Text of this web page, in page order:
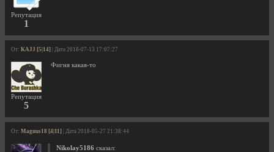
Репутация
1
От: KAJJ [5|14] | Дата 2018-07-13 17:07:27
Репутация
5
Фигня какая-то
От: Magnus18 [4|11] | Дата 2018-05-27 21:38:44
Nikolay5186 сказал: